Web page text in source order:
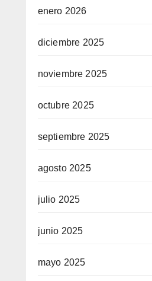
enero 2026
diciembre 2025
noviembre 2025
octubre 2025
septiembre 2025
agosto 2025
julio 2025
junio 2025
mayo 2025